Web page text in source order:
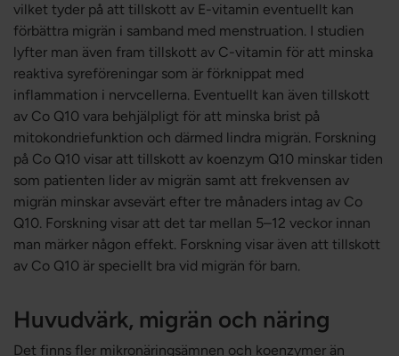
vilket tyder på att tillskott av E-vitamin eventuellt kan
förbättra migrän i samband med menstruation. I studien
lyfter man även fram tillskott av C-vitamin för att minska
reaktiva syreföreningar som är förknippat med
inflammation i nervcellerna. Eventuellt kan även tillskott
av Co Q10 vara behjälpligt för att minska brist på
mitokondriefunktion och därmed lindra migrän. Forskning
på Co Q10 visar att tillskott av koenzym Q10 minskar tiden
som patienten lider av migrän samt att frekvensen av
migrän minskar avsevärt efter tre månaders intag av Co
Q10. Forskning visar att det tar mellan 5–12 veckor innan
man märker någon effekt. Forskning visar även att tillskott
av Co Q10 är speciellt bra vid migrän för barn.
Huvudvärk, migrän och näring
Det finns fler mikronäringsämnen och koenzymer än